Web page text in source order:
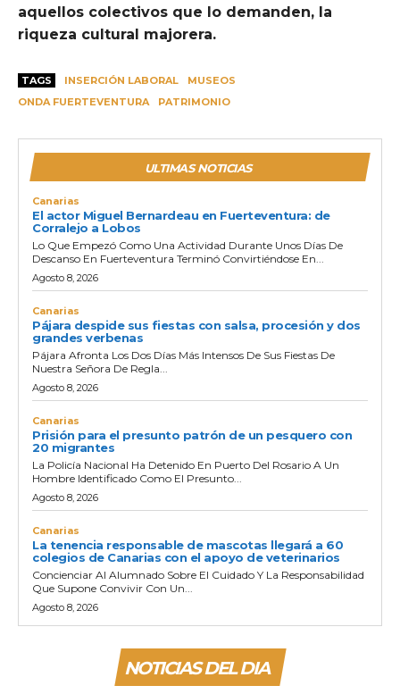
aquellos colectivos que lo demanden, la
riqueza cultural majorera.
TAGS INSERCIÓN LABORAL
MUSEOS
ONDA FUERTEVENTURA
PATRIMONIO
ULTIMAS NOTICIAS
Canarias
El actor Miguel Bernardeau en Fuerteventura: de
Corralejo a Lobos
Lo Que Empezó Como Una Actividad Durante Unos Días De
Descanso En Fuerteventura Terminó Convirtiéndose En...
Agosto 8, 2026
Canarias
Pájara despide sus fiestas con salsa, procesión y dos
grandes verbenas
Pájara Afronta Los Dos Días Más Intensos De Sus Fiestas De
Nuestra Señora De Regla...
Agosto 8, 2026
Canarias
Prisión para el presunto patrón de un pesquero con
20 migrantes
La Policía Nacional Ha Detenido En Puerto Del Rosario A Un
Hombre Identificado Como El Presunto...
Agosto 8, 2026
Canarias
La tenencia responsable de mascotas llegará a 60
colegios de Canarias con el apoyo de veterinarios
Concienciar Al Alumnado Sobre El Cuidado Y La Responsabilidad
Que Supone Convivir Con Un...
Agosto 8, 2026
NOTICIAS DEL DIA